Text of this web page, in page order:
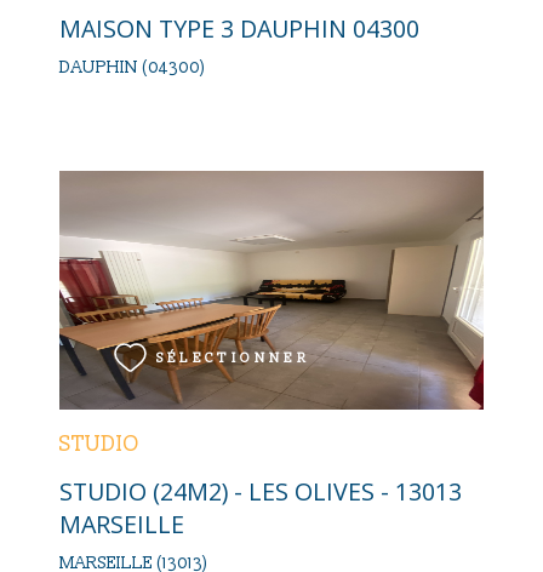
MAISON TYPE 3 DAUPHIN 04300
DAUPHIN (04300)
STUDIO
STUDIO (24M2) - LES OLIVES - 13013
MARSEILLE
MARSEILLE (13013)
SÉLECTIONNER
VOIR LE BIEN